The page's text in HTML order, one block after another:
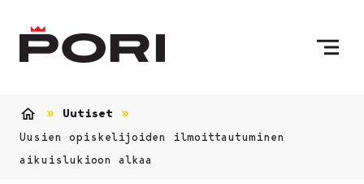
Uutiset
Uusien opiskelijoiden ilmoittautuminen
aikuislukioon alkaa